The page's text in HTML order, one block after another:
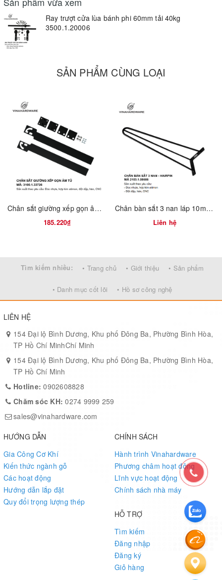
Đặc Điểm Nổi Bật:
Bộ Bánh Xe Treo Phi 60mm
Được thiết kế để chịu tải trọng lên đến 70kg, bánh xe treo giúp
Ray Trượt Đa Dạng Kích Thước
:
Sản phẩm có các lựa chọn chiều dài ray 2 mét, 2,5 mét và 3 mét,
phù hợp với nhiều kích thước cửa khác nhau.
Chất Liệu Chắc Chắn:
Được làm từ vật liệu chất lượng, các ray trượt và bánh xe đảm
bảo độ bền cũng như khả năng chịu lực tốt, đáp ứng nhu cầu sử
Phụ kiện phù hợp cho cả cửa đi lùa và cửa tủ, giúp tối ưu hóa
Ray trượt cửa lùa bánh phi 60mm tải 40kg
3500.1.20006
SẢN PHẨM CÙNG LOẠI
Chân sắt giường xếp gọn âm tủ Vinahardware - Mã 3100.1.33726
185.220₫
Chân bàn sắt 3 nan láp 10mm - Chân Hairpin Vinahardware - Mã 2103.1.08606
Liên hệ
Tìm kiếm nhiều: • Trang chủ • Giới thiệu • Sản phẩm
• Danh mục cốt lõi • Hồ sơ công nghệ
LIÊN HỆ
154 Đại lộ Bình Dương, Khu phố Đông Ba, Phường Bình Hòa,
TP Hồ Chí MinhChí Minh
154 Đại lộ Bình Dương, Khu phố Đông Ba, Phường Bình Hòa,
TP Hồ Chí Minh
Hotline:0902608828
Chăm sóc KH:0274 9999 259
sales@vinahardware.com
HƯỚNG DẪN
Gia Công Cơ Khí
Kiến thức ngành gỗ
Các hoạt động
Hướng dẫn lắp đặt
Quy đổi trọng lượng thép
CHÍNH SÁCH
Hành trình Vinahardware
Phương châm hoạt động
Lĩnh vực hoạt động
Chính sách nhà máy
HỖ TRỢ
Tìm kiếm
Đăng nhập
Đăng ký
Giỏ hàng